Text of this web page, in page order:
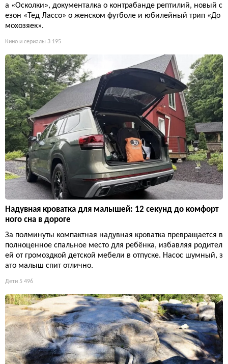
а «Осколки», документалка о контрабанде рептилий, новый с
езон «Тед Лассо» о женском футболе и юбилейный трип «До
мохозяек».
Кино и сериалы 3 195
Надувная кроватка для малышей: 12 секунд до комфорт
ного сна в дороге
За полминуты компактная надувная кроватка превращается в
полноценное спальное место для ребёнка, избавляя родител
ей от громоздкой детской мебели в отпуске. Насос шумный, з
ато малыш спит отлично.
Дети 5 496